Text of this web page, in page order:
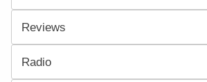
Reviews
Radio